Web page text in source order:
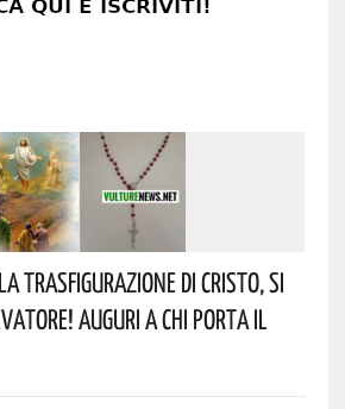
Trasfigurazione Di Cristo, Si
Auguri A Chi Porta Il